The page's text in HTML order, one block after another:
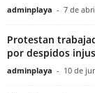
adminplaya - 7 de
Protestan
por despidos
adminplaya - 10 de